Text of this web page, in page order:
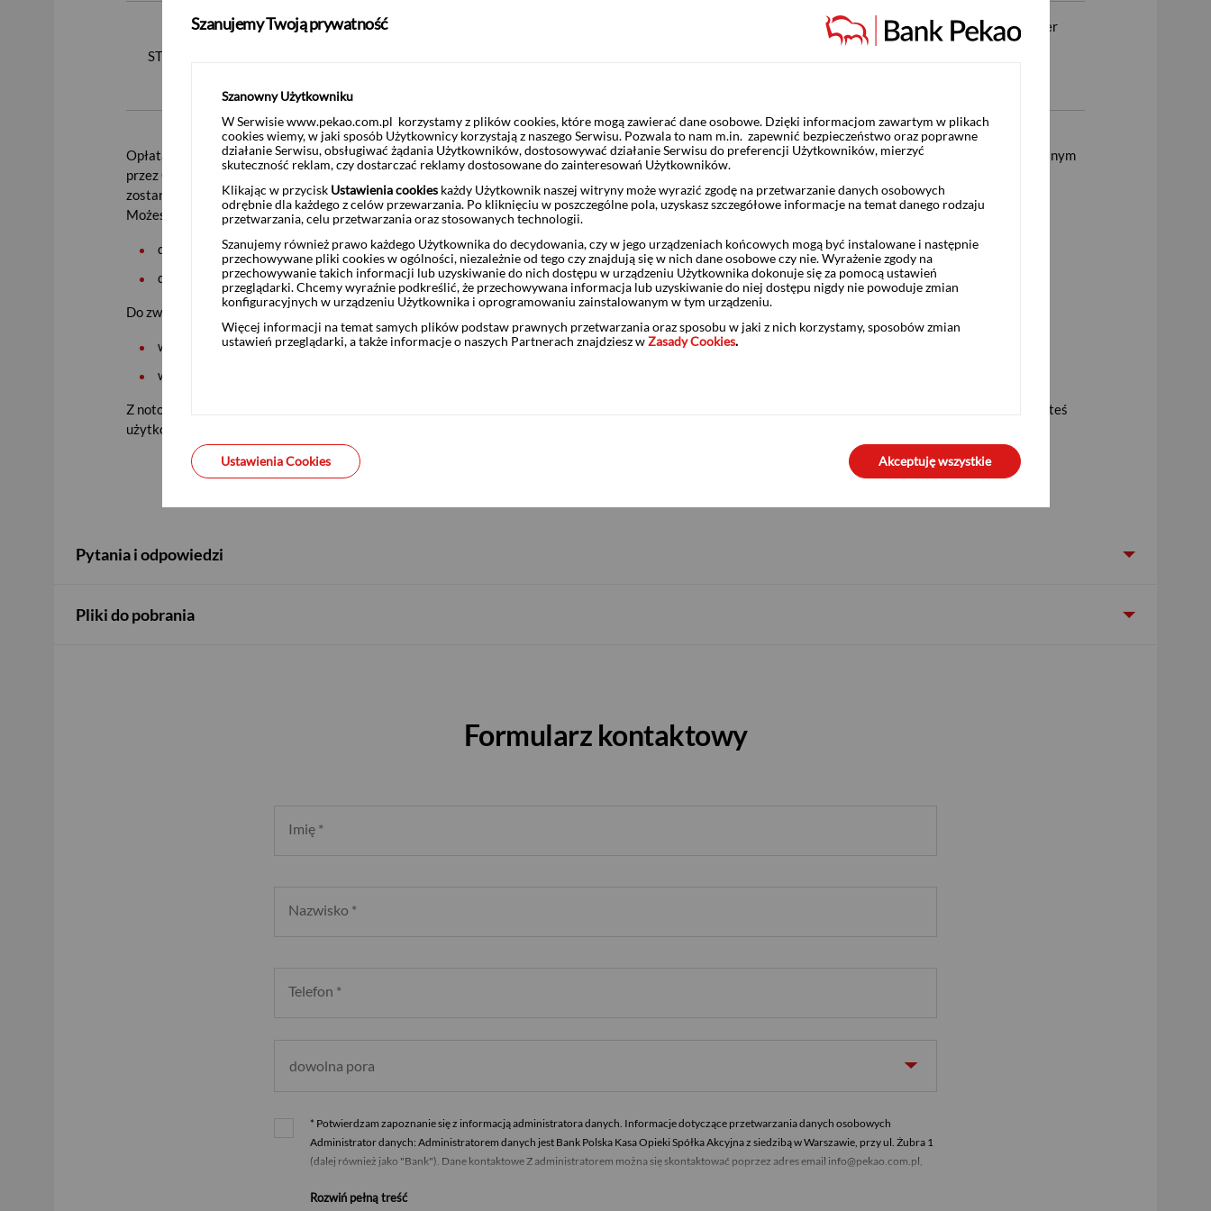
STANDARD
Platforma inwestycyjna eTrader
Pekao,
Opłata za korzystanie z pakietu jest pobierana po zakończeniu miesiąca kalendarzowego, w pierwszym dniu roboczym następnego miesiąca. Jeżeli na wskazanym
przez Ciebie rachunku do pobierania opłat nie będzie wystarczających środków pieniężnych pozwalających pobrać należną opłatę, dostęp do danych online
zostanie zablokowany i będziesz posiadał dostęp do opóźnionych danych. Dostęp do danych online będziesz mógł odblokować po uregulowaniu należności.
Możesz zostać zwolniony z opłaty za dostęp do notowań w czasie rzeczywistym, generując odpowiedni obrót na rachunku. Minimalna wartość obrotu wynosi:
dla pakietuVIP- 180 000 PLN na rynku kasowym lub 150 sztuk kontraktów terminowych,
dla pakietuPRESTIGE- 70 000 PLN na rynku kasowym lub 70 sztuk kontraktów terminowych.
Do zwolnienia z opłaty, na wskazanym przez Ciebie rachunku, brany jest pod uwagę średniomiesięczny obrót brutto (bez prowizji) zrealizowany:
w miesiącu, za który pobierana jest opłata, lub
w ostatnich 3 miesiącach kalendarzowych (w miesiącu, którego dotyczy opłata oraz w 2 miesiącach poprzedzających miesiąc pobrania opłaty).
Z notowań giełdowych możesz korzystać w serwisie internetowym Pekao24, platformie inwestycyjnej eTrader Pekao oraz aplikacji mobilnej PeoPay (jeśli jesteś
użytkownikiem serwisu mobilnego Banku i posiadasz podpisaną Umowę świadczenia usług maklerskich przez Biuro Maklerskie Pekao).
Pytania i odpowiedzi
Pliki do pobrania
Formularz kontaktowy
Imię *
Nazwisko *
Telefon *
dowolna pora
* Potwierdzam zapoznanie się z informacją administratora danych. Informacje dotyczące przetwarzania danych osobowych
Administrator danych: Administratorem danych jest Bank Polska Kasa Opieki Spółka Akcyjna z siedzibą w Warszawie, przy ul. Żubra 1
(dalej również jako "Bank"). Dane kontaktowe Z administratorem można się skontaktować poprzez adres email info@pekao.com.pl,
danych osobowych wyznaczony jest Inspektor Ochrony Danych, z którym można się skontaktować poprzez adres email:
Rozwiń pełną treść
Szanujemy Twoją prywatność
Szanowny Użytkowniku
W Serwisie www.pekao.com.pl korzystamy z plików cookies, które mogą zawierać dane osobowe. Dzięki informacjom zawartym w plikach
cookies wiemy, w jaki sposób Użytkownicy korzystają z naszego Serwisu. Pozwala to nam m.in. zapewnić bezpieczeństwo oraz poprawne
działanie Serwisu, obsługiwać żądania Użytkowników, dostosowywać działanie Serwisu do preferencji Użytkowników, mierzyć
skuteczność reklam, czy dostarczać reklamy dostosowane do zainteresowań Użytkowników.
Klikając w przycisk Ustawienia cookies każdy Użytkownik naszej witryny może wyrazić zgodę na przetwarzanie danych osobowych
odrębnie dla każdego z celów przewarzania. Po kliknięciu w poszczególne pola, uzyskasz szczegółowe informacje na temat danego rodzaju
przetwarzania, celu przetwarzania oraz stosowanych technologii.
Szanujemy również prawo każdego Użytkownika do decydowania, czy w jego urządzeniach końcowych mogą być instalowane i następnie
przechowywane pliki cookies w ogólności, niezależnie od tego czy znajdują się w nich dane osobowe czy nie. Wyrażenie zgody na
przechowywanie takich informacji lub uzyskiwanie do nich dostępu w urządzeniu Użytkownika dokonuje się za pomocą ustawień
przeglądarki. Chcemy wyraźnie podkreślić, że przechowywana informacja lub uzyskiwanie do niej dostępu nigdy nie powoduje zmian
konfiguracyjnych w urządzeniu Użytkownika i oprogramowaniu zainstalowanym w tym urządzeniu.
Więcej informacji na temat samych plików podstaw prawnych przetwarzania oraz sposobu w jaki z nich korzystamy, sposobów zmian
ustawień przeglądarki, a także informacje o naszych Partnerach znajdziesz wZasady Cookies.
Ustawienia Cookies Akceptuję wszystkie